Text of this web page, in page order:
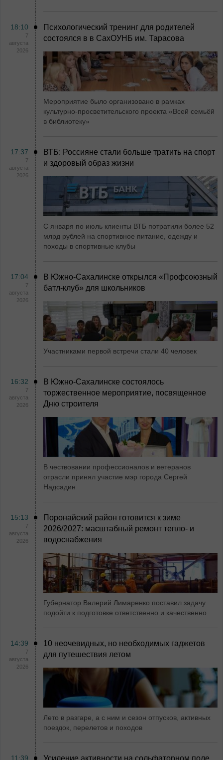
18:10
7
августа
2026
Психологический тренинг для родителей
состоялся в в СахОУНБ им. Тарасова
Мероприятие было организовано в рамках
культурно-просветительского проекта «Всей семьёй
в библиотеку»
17:37
7
августа
2026
ВТБ: Россияне стали больше тратить на спорт
и здоровый образ жизни
С января по июль клиенты ВТБ потратили более 52
млрд рублей на спортивное питание, одежду и
походы в спортивные клубы
17:04
7
августа
2026
В Южно-Сахалинске открылся «Профсоюзный
батл-клуб» для школьников
Участниками первой встречи стали 40 человек
16:32
7
августа
2026
В Южно-Сахалинске состоялось
торжественное мероприятие, посвященное
Дню строителя
В чествовании профессионалов и ветеранов
отрасли принял участие мэр города Сергей
Надсадин
15:13
7
августа
2026
Поронайский район готовится к зиме
2026/2027: масштабный ремонт тепло- и
водоснабжения
Губернатор Валерий Лимаренко поставил задачу
подойти к подготовке ответственно и качественно
14:39
7
августа
2026
10 неочевидных, но необходимых гаджетов
для путешествия летом
Лето в разгаре, а с ним и сезон отпусков, активных
поездок, перелетов и походов
11:39
Усиление активности на сольфаторном поле